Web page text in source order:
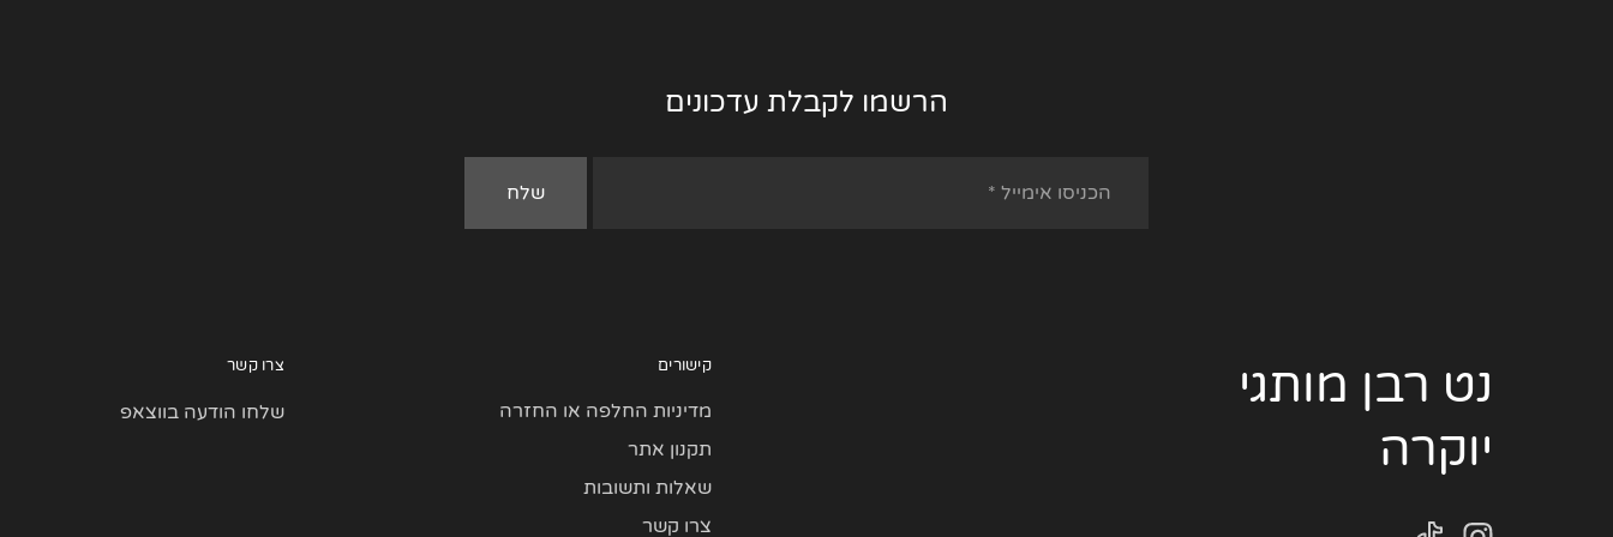
הרשמו לקבלת עדכונים
נט רבן מותגי
יוקרה
קישורים
מדיניות החלפה או החזרה
תקנון אתר
שאלות ותשובות
צרו קשר
צרו קשר
שלחו הודעה בווצאפ